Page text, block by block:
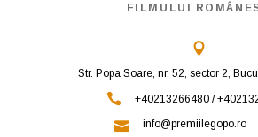
FILMULUI
Str. Popa Soare, nr. 52, sector 2,
+40213266480 /